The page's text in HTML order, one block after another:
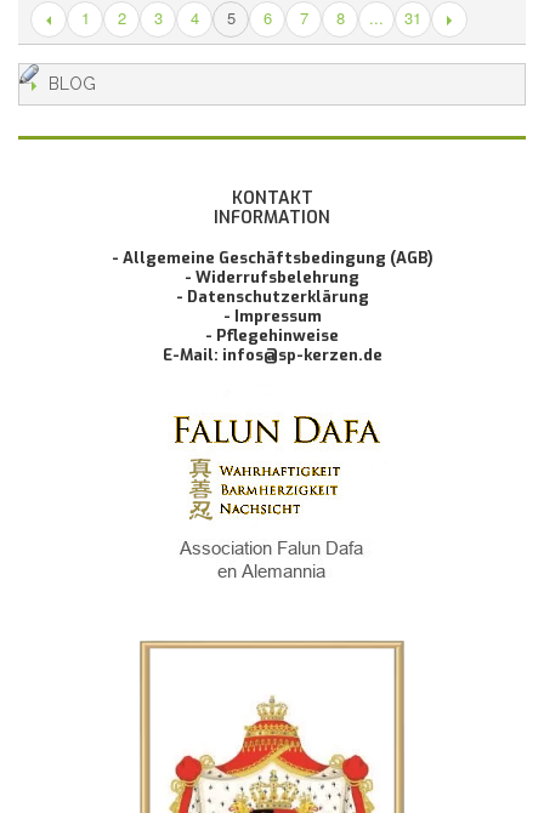
1 2 3 4 5 6 7 8 ... 31
BLOG
KONTAKT
INFORMATION
- Allgemeine Geschäftsbedingung (AGB)
- Widerrufsbelehrung
- Datenschutzerklärung
- Impressum
- Pflegehinweise
E-Mail: infos@sp-kerzen.de